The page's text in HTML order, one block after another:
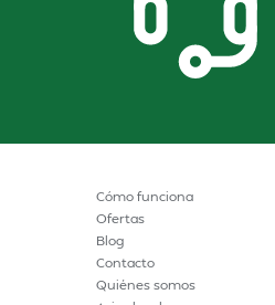
Cómo funciona
Ofertas
Blog
Contacto
Quiénes somos